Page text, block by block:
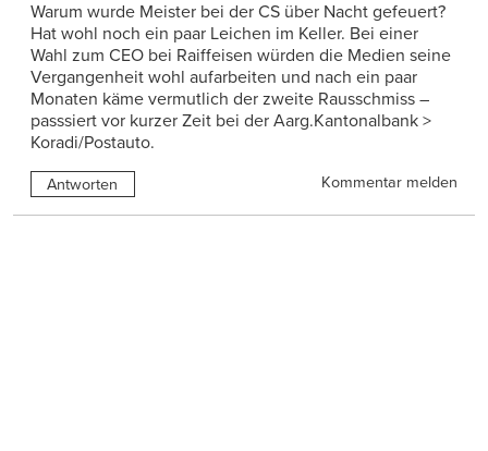
Warum wurde Meister bei der CS über Nacht gefeuert?
Hat wohl noch ein paar Leichen im Keller. Bei einer
Wahl zum CEO bei Raiffeisen würden die Medien seine
Vergangenheit wohl aufarbeiten und nach ein paar
Monaten käme vermutlich der zweite Rausschmiss –
passsiert vor kurzer Zeit bei der Aarg.Kantonalbank >
Koradi/Postauto.
Antworten Kommentar melden